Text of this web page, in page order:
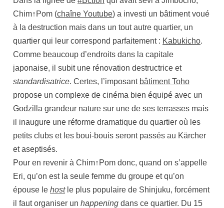
Chim↑Pom (chaîne Youtube) a investi un bâtiment voué
à la destruction mais dans un tout autre quartier, un
quartier qui leur correspond parfaitement : Kabukicho.
Comme beaucoup d’endroits dans la capitale
japonaise, il subit une rénovation destructrice et
standardisatrice. Certes, l’imposant bâtiment Toho
propose un complexe de cinéma bien équipé avec un
Godzilla grandeur nature sur une de ses terrasses mais
il inaugure une réforme dramatique du quartier où les
petits clubs et les boui-bouis seront passés au Kärcher
et aseptisés.
Pour en revenir à Chim↑Pom donc, quand on s’appelle
Eri, qu’on est la seule femme du groupe et qu’on
épouse lehostle plus populaire de Shinjuku, forcément
il faut organiser unhappening dans ce quartier. Du 15